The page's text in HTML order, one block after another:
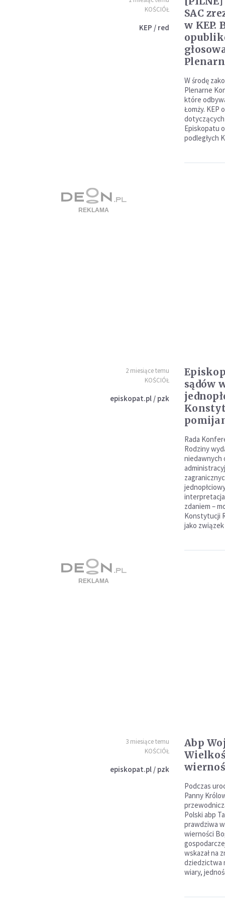
KOŚCIÓŁ
KEP / red
SAC
w KEP.
W środę
Plenarne
które
Łomży. KEP
Episkopatu
podległych
2 miesiące temu
KOŚCIÓŁ
episkopat.pl / pzk
sądów
Rada
Rodziny
niedawnych
zdaniem –
Konstytucji
jako
3 miesiące temu
KOŚCIÓŁ
episkopat.pl / pzk
Abp
Podczas
Panny
Polski abp
prawdziwa
wierności
wskazał na
dziedzictwa
wiary,